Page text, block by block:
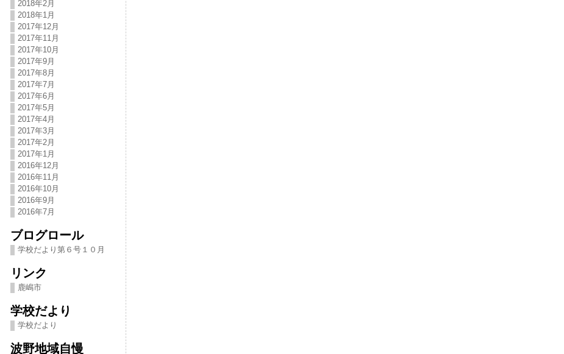
2018年2月
2018年1月
2017年12月
2017年11月
2017年10月
2017年9月
2017年8月
2017年7月
2017年6月
2017年5月
2017年4月
2017年3月
2017年2月
2017年1月
2016年12月
2016年11月
2016年10月
2016年9月
2016年7月
ブログロール
学校だより第６号１０月
リンク
鹿嶋市
学校だより
学校だより
波野地域自慢